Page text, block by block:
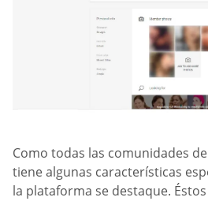
Como todas las comunidades
tiene algunas características
la plataforma se destaque.